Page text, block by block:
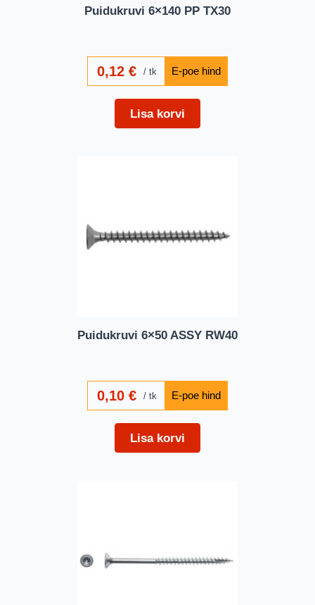
Puidukruvi 6×140 PP TX30
0,12€ tk
Lisa korvi
Puidukruvi 6×50 ASSY RW40
0,10€ tk
Lisa korvi